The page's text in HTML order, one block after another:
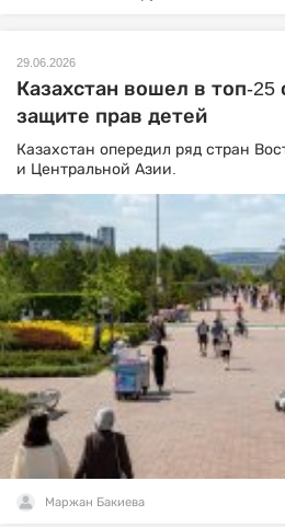
29.06.2026
Казахстан вошел в топ-25
защите прав детей
Казахстан опередил ряд стран
и Центральной Азии.
Маржан Бакиева